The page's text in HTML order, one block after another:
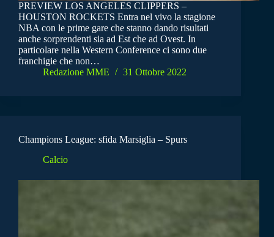
PREVIEW LOS ANGELES CLIPPERS –
HOUSTON ROCKETS Entra nel vivo la stagione
NBA con le prime gare che stanno dando risultati
anche sorprendenti sia ad Est che ad Ovest. In
particolare nella Western Conference ci sono due
franchigie che non…
Redazione MME
31 Ottobre 2022
Champions League: sfida Marsiglia – Spurs
Calcio